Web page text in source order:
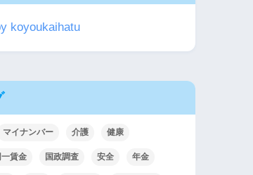
koyoukaihatu
マイナンバー 介護 健康
賃金 国政調査 安全 年金